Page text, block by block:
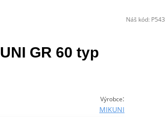
GR 60 typ
Výrobce:
MIKUNI
Náš kód: P543